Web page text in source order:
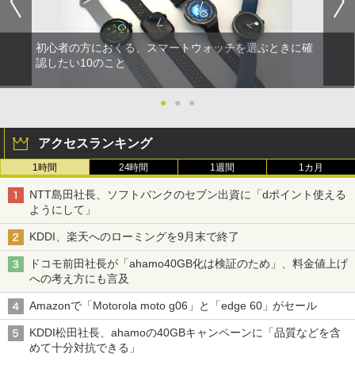
初心者の方におくる、スマートウォッチを選ぶときに確
認したい10のこと
● ● ●
アクセスランキング
1時間 24時間 1週間 1カ月
NTT島田社長、ソフトバンクのセブン出資に「dポイント使える
ようにして」
KDDI、楽天へのローミングを9月末で終了
ドコモ前田社長が「ahamo40GB化は検証のため」、料金値上げ
への考え方にも言及
Amazonで「Motorola moto g06」と「edge 60」がセール
KDDI松田社長、ahamoの40GBキャンペーンに「品質などを含
めて十分対抗できる」